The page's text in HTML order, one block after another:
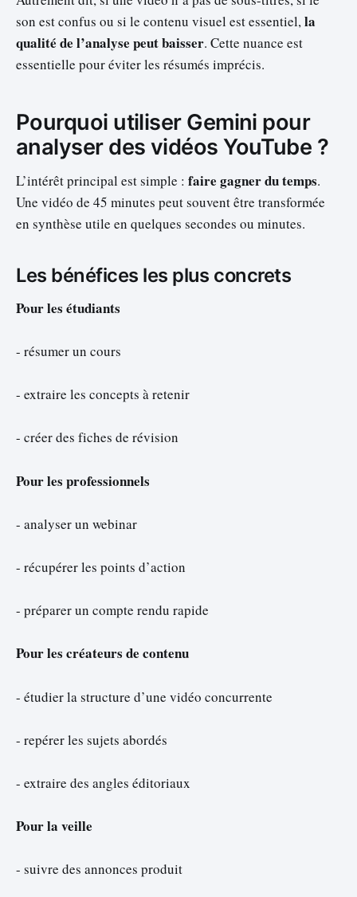
son est confus ou si le contenu visuel est essentiel,la
qualité de l’analyse peut baisser. Cette nuance est
essentielle pour éviter les résumés imprécis.
Pourquoi utiliser Gemini pour
analyser des vidéos YouTube ?
L’intérêt principal est simple : faire gagner du temps.
Une vidéo de 45 minutes peut souvent être transformée
en synthèse utile en quelques secondes ou minutes.
Les bénéfices les plus concrets
Pour les étudiants
- résumer un cours
- extraire les concepts à retenir
- créer des fiches de révision
Pour les professionnels
- analyser un webinar
- récupérer les points d’action
- préparer un compte rendu rapide
Pour les créateurs de contenu
- étudier la structure d’une vidéo concurrente
- repérer les sujets abordés
- extraire des angles éditoriaux
Pour la veille
- suivre des annonces produit